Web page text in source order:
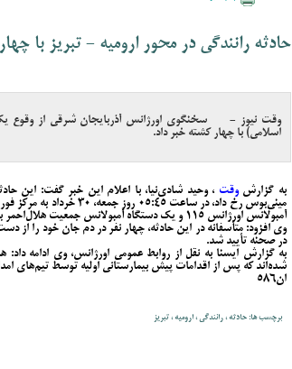
حادثه رانندگی در محور ارومیه - تبریز با
وقت نیوز - سخنگوی اورژانس آذربایجان شرقی از وقوع یک
اسلامی) با چهار کشته خبر داد.
به گزارشوقت ، وحید شادی‌نیا، با اعلام این خبر گفت: این
مینی‌بوس رخ داد، در ساعت
آمبولانس اورژانس ۱۱۵ و یک دستگاه آمبولانس جمعیت هلال‌احمر به محل اعزام شدند.
وی افزود: متأسفانه در این حادثه، چهار نفر در دم جان خود را
در صحنه تأیید شد.
به گزارش ایسنا به نقل از روابط عمومی اورژانس، وی ادامه
شده‌اند که پس از اقدامات پیش بیمارستانی اولیه توسط تیم‌های
ان586
برچسب ها: حادثه ، رانندگی ، ارومیه ، تبریز